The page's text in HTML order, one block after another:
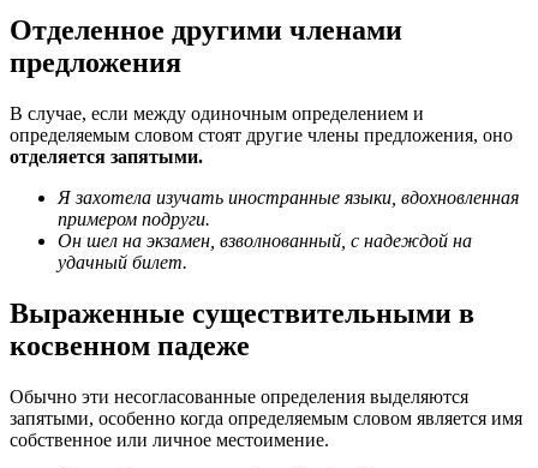
Отделенное другими членами
предложения
В случае, если между одиночным определением и
определяемым словом стоят другие члены предложения, оно
отделяется запятыми.
Я захотела изучать иностранные языки, вдохновленная
примером подруги.
Он шел на экзамен, взволнованный, с надеждой на
удачный билет.
Выраженные существительными в
косвенном падеже
Обычно эти несогласованные определения выделяются
запятыми, особенно когда определяемым словом является имя
собственное или личное местоимение.